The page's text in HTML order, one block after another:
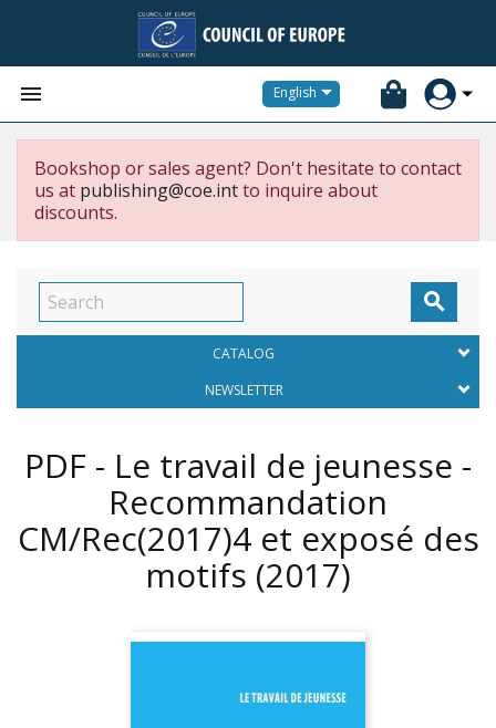
 English
Bookshop or sales agent? Don't hesitate to contact
us at publishing@coe.intto inquire about
discounts.

CATALOG
NEWSLETTER
PDF - Le travail de jeunesse -
Recommandation
CM/Rec(2017)4 et exposé des
motifs (2017)